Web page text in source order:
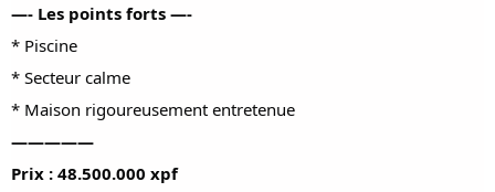
—- Les points forts —-
* Piscine
* Secteur calme
* Maison rigoureusement entretenue
—————
Prix : 48.500.000 xpf